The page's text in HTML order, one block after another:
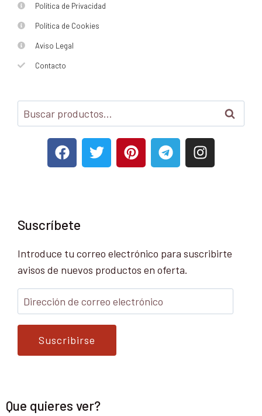
Política de Privacidad
Política de Cookies
Aviso Legal
Contacto
Buscar
Suscríbete
Introduce tu correo electrónico para suscribirte
avisos de nuevos productos en oferta.
Suscribirse
Que quieres ver?